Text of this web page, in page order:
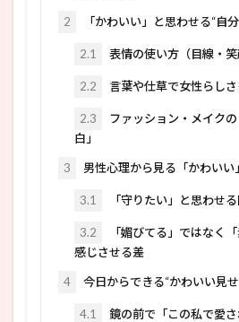
2 「かわいい」と思わせる“自
2.1 表情の使い方（目線・笑
2.2 言葉や仕草で女性らし
2.3
ファッション・メイク
白」
3 男性心理から見る「かわいい
3.1 「守りたい」と思わせ
3.2
「媚びてる」ではなく
感じさせる差
4 今日からできる“かわいい見
4.1
鏡の前で「この私で愛